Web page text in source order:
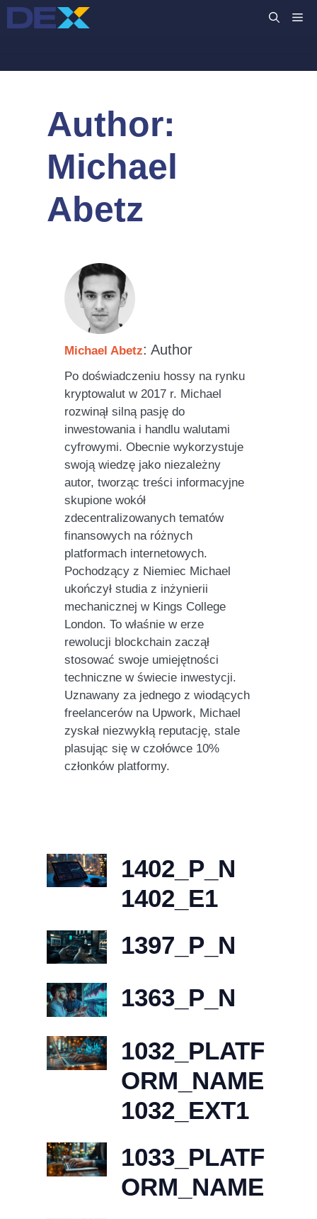
Przejdź
do
Author:
Michael
Abetz
Michael Abetz: Author
Po doświadczeniu hossy na rynku
kryptowalut w 2017 r. Michael
rozwinął silną pasję do
inwestowania i handlu walutami
cyfrowymi. Obecnie wykorzystuje
swoją wiedzę jako niezależny
autor, tworząc treści informacyjne
skupione wokół
zdecentralizowanych tematów
finansowych na różnych
platformach internetowych.
Pochodzący z Niemiec Michael
ukończył studia z inżynierii
mechanicznej w Kings College
London. To właśnie w erze
rewolucji blockchain zaczął
stosować swoje umiejętności
techniczne w świecie inwestycji.
Uznawany za jednego z wiodących
freelancerów na Upwork, Michael
zyskał niezwykłą reputację, stale
plasując się w czołówce 10%
członków platformy.
1402_P_N
1402_E1
1397_P_N
1363_P_N
1032_PLATF
ORM_NAME
1032_EXT1
1033_PLATF
ORM_NAME